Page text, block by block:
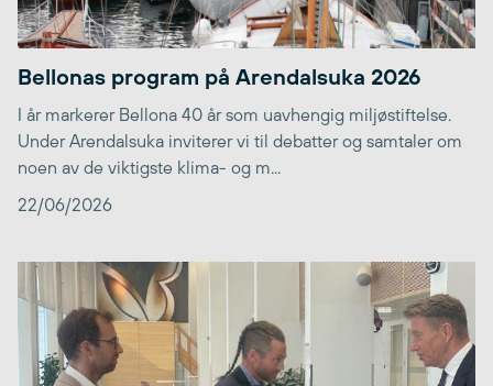
Bellonas program på Arendalsuka 2026
I år markerer Bellona 40 år som uavhengig miljøstiftelse.
Under Arendalsuka inviterer vi til debatter og samtaler om
noen av de viktigste klima- og m...
22/06/2026